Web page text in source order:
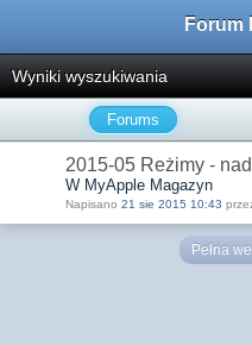
Forum
Wyniki wyszukiwania
Forums
2015-05 Reżimy -
W MyApple Magazyn
Napisano 21 sie 2015 10:43
Pełna